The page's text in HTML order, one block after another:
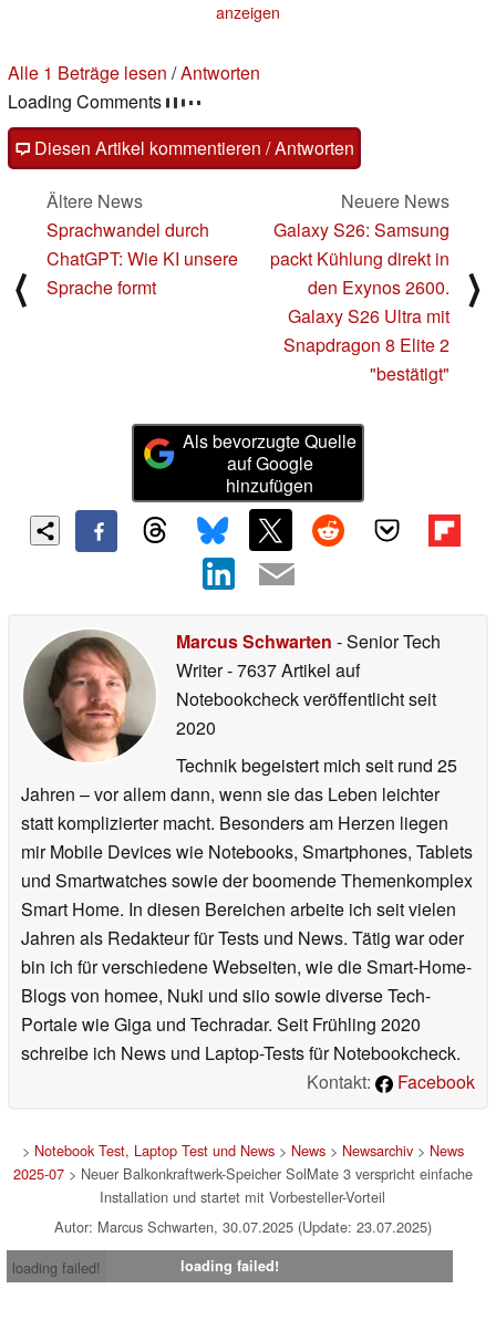
anzeigen
Alle 1 Beträge lesen /Antworten
Loading Comments
Diesen Artikel kommentieren / Antworten
⟨
Ältere News
Sprachwandel durch
ChatGPT: Wie KI unsere
Sprache formt
Neuere News
Galaxy S26: Samsung
packt Kühlung direkt in
den Exynos 2600.
Galaxy S26 Ultra mit
Snapdragon 8 Elite 2
"bestätigt"
⟩
Als bevorzugte Quelle
auf Google
hinzufügen
Marcus Schwarten - Senior Tech
Writer- 7637 Artikel auf
Notebookcheck veröffentlichtseit
2020
Technik begeistert mich seit rund 25
Jahren – vor allem dann, wenn sie das Leben leichter
statt komplizierter macht. Besonders am Herzen liegen
mir Mobile Devices wie Notebooks, Smartphones, Tablets
und Smartwatches sowie der boomende Themenkomplex
Smart Home. In diesen Bereichen arbeite ich seit vielen
Jahren als Redakteur für Tests und News. Tätig war oder
bin ich für verschiedene Webseiten, wie die Smart-Home-
Blogs von homee, Nuki und siio sowie diverse Tech-
Portale wie Giga und Techradar. Seit Frühling 2020
schreibe ich News und Laptop-Tests für Notebookcheck.
Kontakt:
Facebook
> Notebook Test, Laptop Test und News> News> Newsarchiv> News
2025-07> Neuer Balkonkraftwerk-Speicher SolMate 3 verspricht einfache
Installation und startet mit Vorbesteller-Vorteil
Autor: Marcus Schwarten, 30.07.2025 (Update: 23.07.2025)
loading failed!
loading failed!